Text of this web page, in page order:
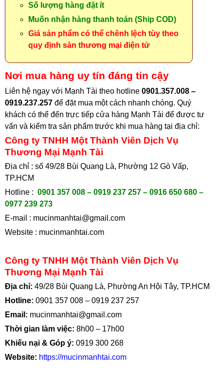
Số lượng hàng đặt ít
Muốn nhận hàng thanh toán (Ship COD)
Giá sản phẩm có thể chênh lệch tùy theo
quy định sàn thương mại điện tử
Nơi mua hàng uy tín đáng tin cậy
Liên hệ ngay với Mạnh Tài theo hotline 0901.357.008 –
0919.237.257 để đặt mua một cách nhanh chóng. Quý
khách có thể đến trực tiếp cửa hàng Mạnh Tài để được tư
vấn và kiểm tra sản phẩm trước khi mua hàng tại địa chỉ:
Công ty TNHH Một Thành Viên Dịch Vụ
Thương Mại Mạnh Tài
Địa chỉ : số 49/28 Bùi Quang Là, Phường 12 Gò Vấp,
TP.HCM
Hotline : 0901 357 008 – 0919 237 257 – 0916 650 680 –
0977 239 273
E-mail : mucinmanhtai@gmail.com
Website : mucinmanhtai.com
Công ty TNHH Một Thành Viên Dịch Vụ
Thương Mại Mạnh Tài
Địa chỉ: 49/28 Bùi Quang Là, Phường An Hội Tây, TP.HCM
Hotline: 0901 357 008 – 0919 237 257
Email: mucinmanhtai@gmail.com
Thời gian làm việc: 8h00 – 17h00
Khiếu nại & Góp ý: 0919 300 268
Website: https://mucinmanhtai.com